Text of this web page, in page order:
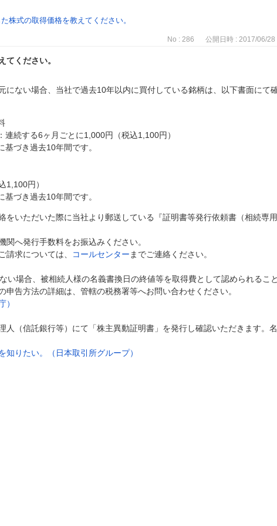
株式の取得価格を教えてください。
No : 286 公開日時 : 2017/06/28
てください。
ない場合、当社で過去10年以内に買付している銘柄は、以下書面にて
続する6ヶ月ごとに1,000円（税込1,100円）
づき過去10年間です。
1,100円）
づき過去10年間です。
をいただいた際に当社より郵送している『証明書等発行依頼書（相続専
へ発行手数料をお振込みください。
請求については、
コールセンター までご連絡ください。
い場合、被相続人様の名義書換日の終値等を取得費として認められるこ
告方法の詳細は、管轄の税務署等へお問い合わせください。
）
人（信託銀行等）にて「株主異動証明書」を発行し確認いただきます。
りたい。（日本取引所グループ）